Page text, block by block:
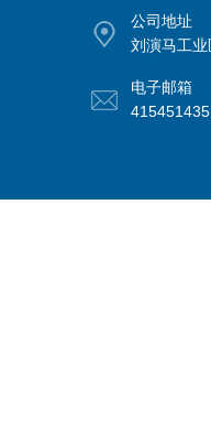
公司地址
刘演马工业
电子邮箱